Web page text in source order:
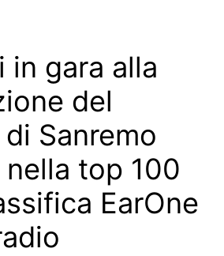
in gara alla
del
Sanremo
top 100
EarOne